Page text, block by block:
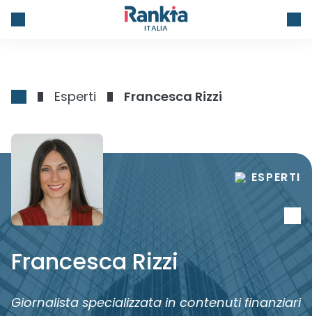
ITALIA
Esperti Francesca Rizzi
ESPERTI
Francesca Rizzi
Giornalista specializzata in contenuti finanziari